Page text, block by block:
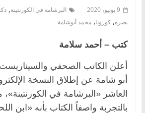
9 يونيو، 2020 البرشامة في الكورنتينة,
بصره, كورونا, محمد أبوشامة
كتب – أحمد سلامة
أعلن الكاتب الصحفي
أبو شامة عن إطلاق النسخة
العاشر «البرشامة في
بالتجربة واصفاً الكتاب بأنه «ابن